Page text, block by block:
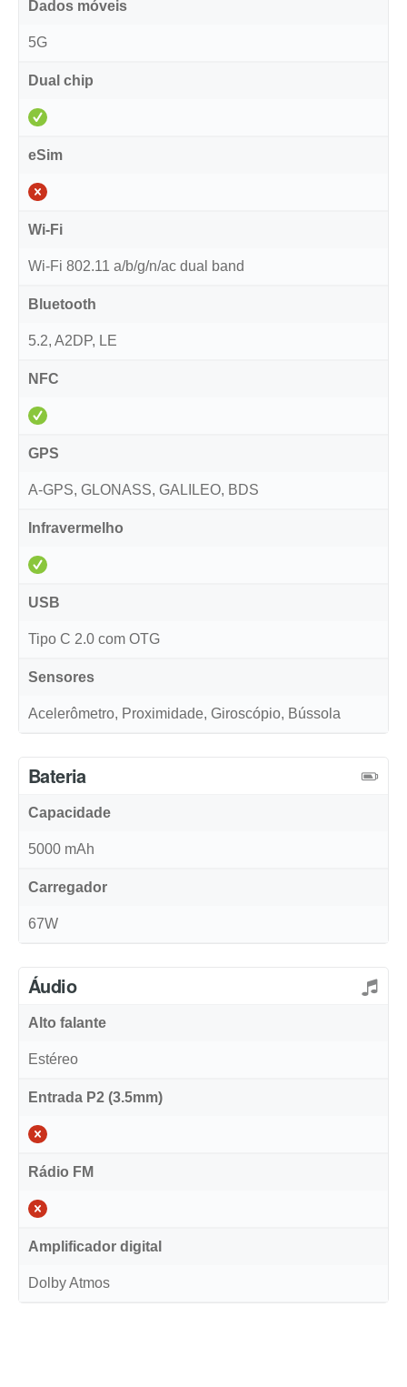
Dados móveis
5G
Dual chip
eSim
Wi-Fi
Wi-Fi 802.11 a/b/g/n/ac dual band
Bluetooth
5.2, A2DP, LE
NFC
GPS
A-GPS, GLONASS, GALILEO, BDS
Infravermelho
USB
Tipo C 2.0 com OTG
Sensores
Acelerômetro, Proximidade, Giroscópio, Bússola
Bateria
Capacidade
5000 mAh
Carregador
67W
Áudio
Alto falante
Estéreo
Entrada P2 (3.5mm)
Rádio FM
Amplificador digital
Dolby Atmos